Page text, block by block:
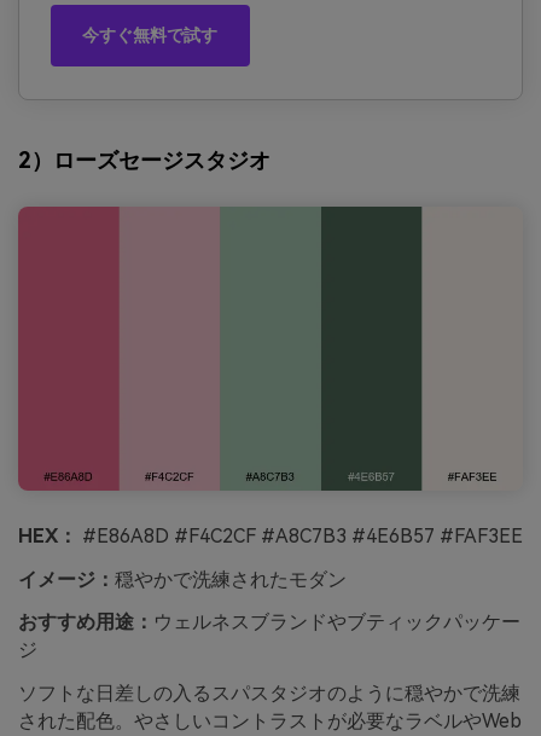
今すぐ無料で試す
2）ローズセージスタジオ
HEX： #E86A8D #F4C2CF #A8C7B3 #4E6B57 #FAF3EE
イメージ： 穏やかで洗練されたモダン
おすすめ用途： ウェルネスブランドやブティックパッケー
ジ
ソフトな日差しの入るスパスタジオのように穏やかで洗練
された配色。やさしいコントラストが必要なラベルやWeb